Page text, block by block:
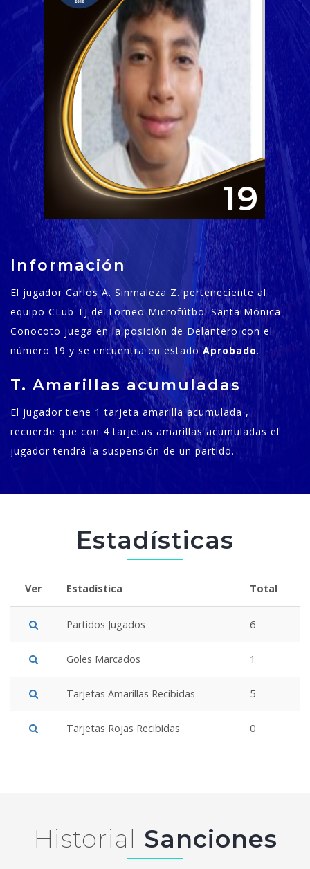
19
Información
El jugador Carlos A. Sinmaleza Z. perteneciente al
equipo CLub TJ de Torneo Microfútbol Santa Mónica
Conocoto juega en la posición de Delantero con el
número 19 y se encuentra en estadoAprobado.
T. Amarillas acumuladas
El jugador tiene 1 tarjeta amarilla acumulada ,
recuerde que con 4 tarjetas amarillas acumuladas el
jugador tendrá la suspensión de un partido.
Estadísticas
Ver Estadística Total
Partidos Jugados 6
Goles Marcados 1
Tarjetas Amarillas Recibidas 5
Tarjetas Rojas Recibidas 0
Historial Sanciones